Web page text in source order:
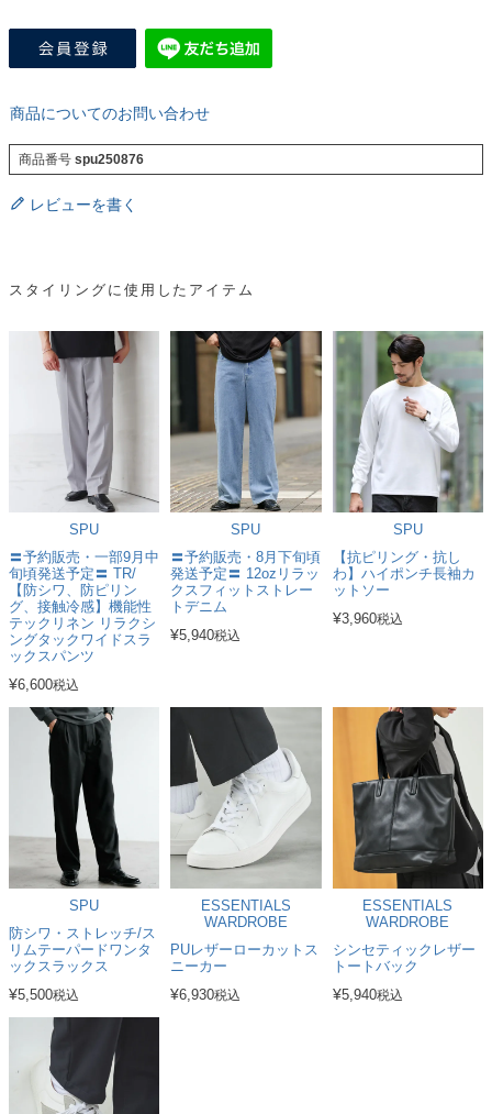
商品についてのお問い合わせ
商品番号 spu250876
レビューを書く
スタイリングに使用したアイテム
SPU
〓予約販売・一部9月中
旬頃発送予定〓 TR/
【防シワ、防ピリン
グ、接触冷感】機能性
テックリネン リラクシ
ングタックワイドスラ
ックスパンツ
¥6,600税込
SPU
〓予約販売・8月下旬頃
発送予定〓 12ozリラッ
クスフィットストレー
トデニム
¥5,940税込
SPU
【抗ピリング・抗し
わ】ハイポンチ長袖カ
ットソー
¥3,960税込
SPU
防シワ・ストレッチ/ス
リムテーパードワンタ
ックスラックス
¥5,500税込
ESSENTIALS
WARDROBE
PUレザーローカットス
ニーカー
¥6,930税込
ESSENTIALS
WARDROBE
シンセティックレザー
トートバック
¥5,940税込